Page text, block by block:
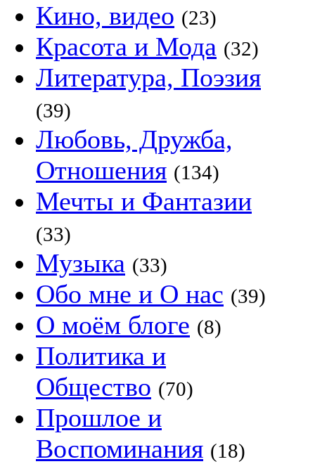
Кино, видео (23)
Красота и Мода (32)
Литература, Поэзия
(39)
Любовь, Дружба,
Отношения (134)
Мечты и Фантазии
(33)
Музыка (33)
Обо мне и О нас (39)
О моём блоге (8)
Политика и
Общество (70)
Прошлое и
Воспоминания (18)